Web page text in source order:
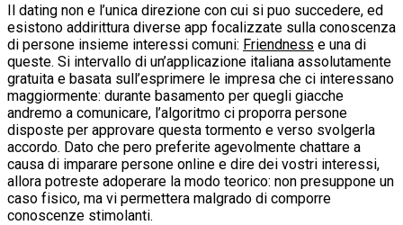
Il dating non e l’unica direzione con cui si puo succedere, ed
esistono addirittura diverse app focalizzate sulla conoscenza
di persone insieme interessi comuni: Friendness e una di
queste. Si intervallo di un’applicazione italiana assolutamente
gratuita e basata sull’esprimere le impresa che ci interessano
maggiormente: durante basamento per quegli giacche
andremo a comunicare, l’algoritmo ci proporra persone
disposte per approvare questa tormento e verso svolgerla
accordo. Dato che pero preferite agevolmente chattare a
causa di imparare persone online e dire dei vostri interessi,
allora potreste adoperare la modo teorico: non presuppone un
caso fisico, ma vi permettera malgrado di comporre
conoscenze stimolanti.